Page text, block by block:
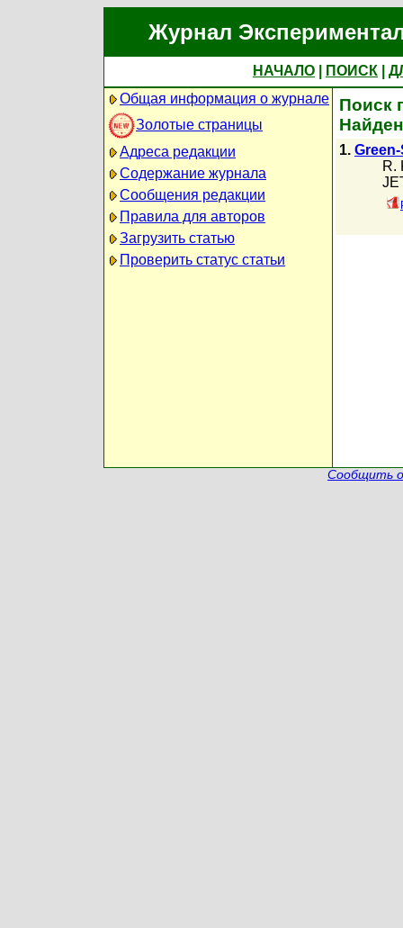
Журнал
НАЧАЛО ПОИСК
Общая информация о журнале
Золотые страницы
Адреса редакции
Содержание журнала
Сообщения редакции
Правила для авторов
Загрузить статью
Проверить статус статьи
Поиск
1.
R.
Сообщить о